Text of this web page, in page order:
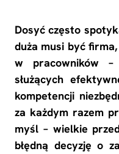
Dosyć często
duża musi być
w pracowników –
służących
kompetencji
za każdym razem
myśl – wielkie
błędną decyzję o